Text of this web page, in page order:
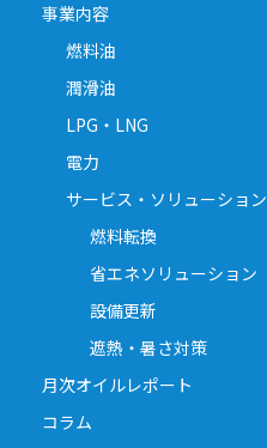
事業内容
燃料油
潤滑油
LPG・LNG
電力
サービス・ソリューション
燃料転換
省エネソリューション
設備更新
遮熱・暑さ対策
月次オイルレポート
コラム